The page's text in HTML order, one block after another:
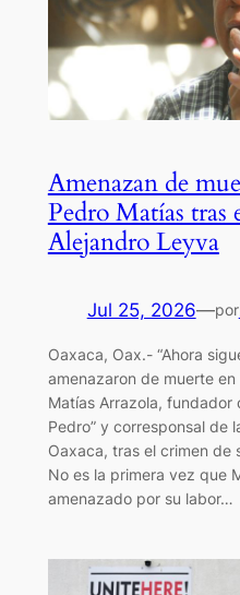
Amenazan de
Pedro Matías tras
Alejandro Leyva
Jul 25, 2026—por
Oaxaca, Oax.- “Ahora
amenazaron de muerte
Matías Arrazola, fundador
Pedro” y corresponsal de
Oaxaca, tras el crimen de
No es la primera vez que
amenazado por su labor…